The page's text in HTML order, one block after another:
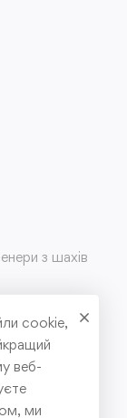
з шахів
cookie,
веб-
ми